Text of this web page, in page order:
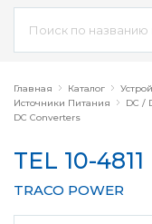
Главная Каталог
Источники Питания
DC /
DC Converters
TEL 10-4811
TRACO POWER
Цепи
Оборудование